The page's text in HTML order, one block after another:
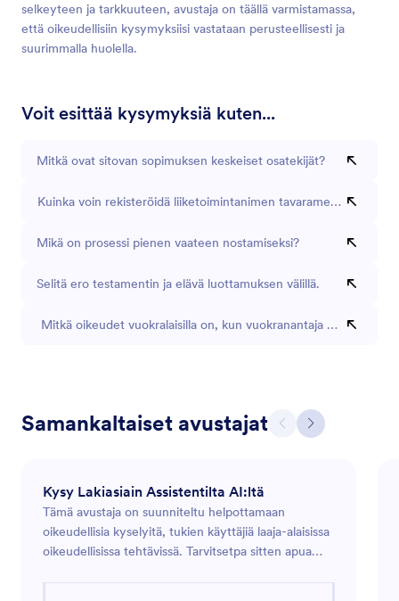
selkeyteen ja tarkkuuteen, avustaja on täällä varmistamassa,
että oikeudellisiin kysymyksiisi vastataan perusteellisesti ja
suurimmalla huolella.
Voit esittää kysymyksiä kuten...
Mitkä ovat sitovan sopimuksen keskeiset osatekijät?
Kuinka voin rekisteröidä liiketoimintanimen tavaramerkiksi?
Mikä on prosessi pienen vaateen nostamiseksi?
Selitä ero testamentin ja elävä luottamuksen välillä.
Mitkä oikeudet vuokralaisilla on, kun vuokranantaja myy
Samankaltaiset avustajat
Kysy Lakiasiain Assistentilta AI:ltä
Tämä avustaja on suunniteltu helpottamaan
oikeudellisia kyselyitä, tukien käyttäjiä laaja-alaisissa
oikeudellisissa tehtävissä. Tarvitsetpa sitten apua